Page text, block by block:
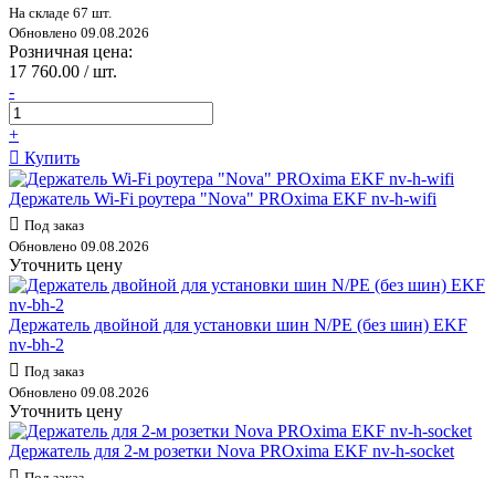
На складе 67 шт.
Обновлено 09.08.2026
Розничная цена:
17 760.00 / шт.
-
+
Купить
Держатель Wi-Fi роутера "Nova" PROxima EKF nv-h-wifi
Под заказ
Обновлено 09.08.2026
Уточнить цену
Держатель двойной для установки шин N/PE (без шин) EKF
nv-bh-2
Под заказ
Обновлено 09.08.2026
Уточнить цену
Держатель для 2-м розетки Nova PROxima EKF nv-h-socket